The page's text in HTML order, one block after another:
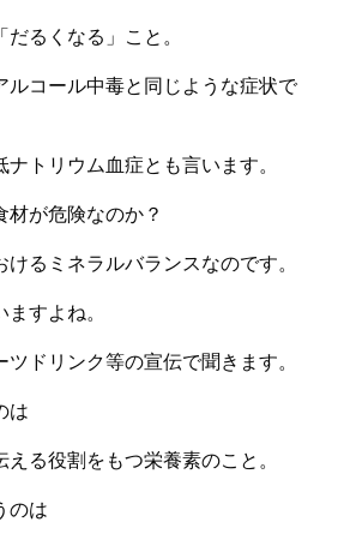
るくなる」こと。
ルコール中毒と同じような症状で
トリウム血症とも言います。
材が危険なのか？
るミネラルバランスなのです。
すよね。
ドリンク等の宣伝で聞きます。
は
る役割をもつ栄養素のこと。
のは